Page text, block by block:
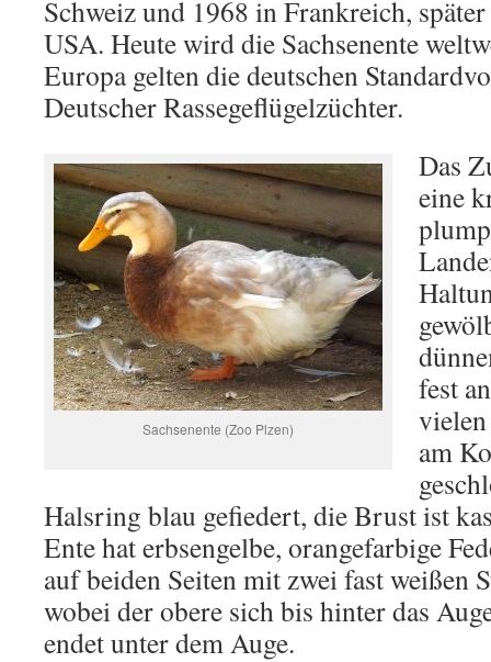
Schweiz und 1968 in Frankreich,
USA. Heute wird die Sachsenente
Europa gelten die deutschen
Deutscher Rassegeflügelzüchter.
Sachsenente (Zoo Plzen)
Das
eine
fest
am
Halsring blau gefiedert, die Brust ist
Ente hat erbsengelbe, orangefarbige
auf beiden Seiten mit zwei fast weißen
wobei der obere sich bis hinter das
endet unter dem Auge.